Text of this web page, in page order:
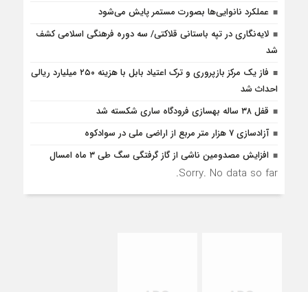
عملکرد نانوایی‌ها بصورت مستمر پایش می‌شود
لایه‌نگاری در تپه باستانی قلاکتی/ سه دوره فرهنگی اسلامی کشف
شد
فاز یک مرکز بازپروری و ترک اعتیاد بابل با هزینه ۲۵۰ میلیارد ریالی
احداث شد
قفل ۳۸ ساله بهسازی فرودگاه ساری شکسته شد
آزادسازی 7 هزار متر مربع از اراضی ملی در سوادکوه
افزایش مصدومین ناشی از گاز گرفتگی سگ طی ۳ ماه امسال
Sorry. No data so far.